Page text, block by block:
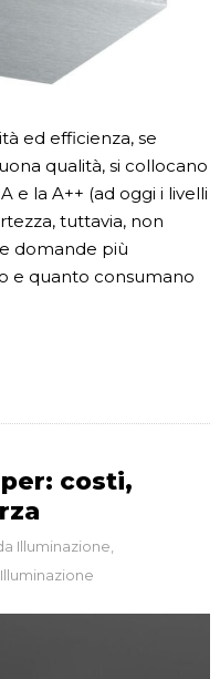
ed efficienza, se
qualità, si collocano
e la A++ (ad oggi i livelli
tuttavia, non
domande più
e quanto consumano
costi,
Illuminazione